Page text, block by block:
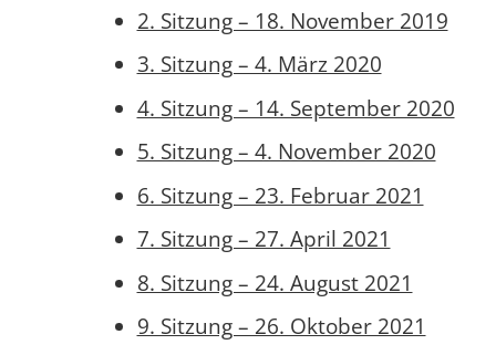
2. Sitzung – 18. November 2019
3. Sitzung – 4. März 2020
4. Sitzung – 14. September 2020
5. Sitzung – 4. November 2020
6. Sitzung – 23. Februar 2021
7. Sitzung – 27. April 2021
8. Sitzung – 24. August 2021
9. Sitzung – 26. Oktober 2021